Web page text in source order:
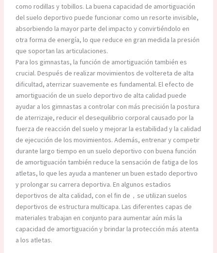
como rodillas y tobillos. La buena capacidad de amortiguación
del suelo deportivo puede funcionar como un resorte invisible,
absorbiendo la mayor parte del impacto y convirtiéndolo en
otra forma de energía, lo que reduce en gran medida la presión
que soportan las articulaciones.
Para los gimnastas, la función de amortiguación también es
crucial. Después de realizar movimientos de voltereta de alta
dificultad, aterrizar suavemente es fundamental. El efecto de
amortiguación de un suelo deportivo de alta calidad puede
ayudar a los gimnastas a controlar con más precisión la postura
de aterrizaje, reducir el desequilibrio corporal causado por la
fuerza de reacción del suelo y mejorar la estabilidad y la calidad
de ejecución de los movimientos. Además, entrenar y competir
durante largo tiempo en un suelo deportivo con buena función
de amortiguación también reduce la sensación de fatiga de los
atletas, lo que les ayuda a mantener un buen estado deportivo
y prolongar su carrera deportiva. En algunos estadios
deportivos de alta calidad, con el fin de，se utilizan suelos
deportivos de estructura multicapa. Las diferentes capas de
materiales trabajan en conjunto para aumentar aún más la
capacidad de amortiguación y brindar la protección más atenta
a los atletas.